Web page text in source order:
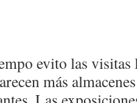
evito las visitas
más